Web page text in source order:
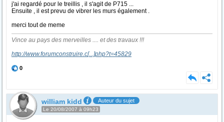
j'ai regardé pour le treillis , il s'agit de P715 ...
Ensuite , il est prevu de vibrer les murs également .
merci tout de meme
Vince au pays des merveilles .... et des travaux !!!
http://www.forumconstruire.c[...]php?t=45829
0
william kidd Auteur du sujet
Le 20/08/2007 à 09h23